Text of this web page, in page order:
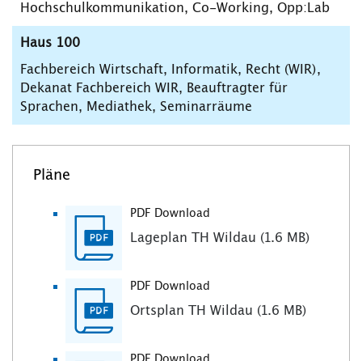
Hochschulkommunikation, Co-Working, Opp:Lab
Haus 100
Fachbereich Wirtschaft, Informatik, Recht (WIR),
Dekanat Fachbereich WIR, Beauftragter für
Sprachen, Mediathek, Seminarräume
Pläne
PDF Download
Lageplan TH Wildau (1.6 MB)
PDF Download
Ortsplan TH Wildau (1.6 MB)